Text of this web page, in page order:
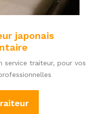
japonais
service traiteur, pour vos